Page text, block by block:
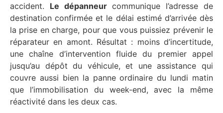
accident. Le dépanneurcommunique l’adresse de
destination confirmée et le délai estimé d’arrivée dès
la prise en charge, pour que vous puissiez prévenir le
réparateur en amont. Résultat : moins d’incertitude,
une chaîne d’intervention fluide du premier appel
jusqu’au dépôt du véhicule, et une assistance qui
couvre aussi bien la panne ordinaire du lundi matin
que l’immobilisation du week-end, avec la même
réactivité dans les deux cas.